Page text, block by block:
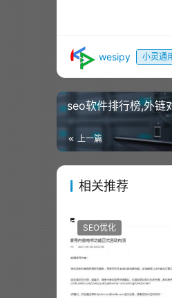
wesipy 小灵通
seo软件排行榜,外链
上一篇
相关推荐
SEO优化